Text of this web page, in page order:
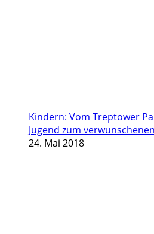
Kindern: Vom Treptower
Jugend zum
24. Mai 2018